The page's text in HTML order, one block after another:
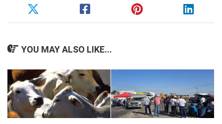
YOU MAY ALSO LIKE...